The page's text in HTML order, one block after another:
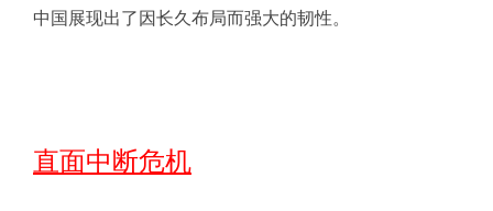
中国展现出了因长久布局而强大的韧性。
直面中断危机